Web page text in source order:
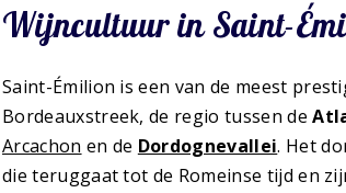
Wijncultuur in Saint-
Saint-Émilion is een van de meest
Bordeauxstreek, de regio tussen de
Arcachon en de Dordognevallei. Het
die teruggaat tot de Romeinse tijd en